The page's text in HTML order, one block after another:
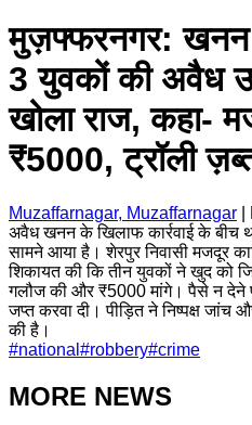
मुज़फ्फरनगर: खनन
3 युवकों की अवैध
खोला राज, कहा-
₹5000, ट्रॉली
Muzaffarnagar, Muzaffarnagar
अवैध खनन के खिलाफ कार्रवाई के बीच
सामने आया है। शेरपुर निवासी मजदूर
शिकायत की कि तीन युवकों ने खुद को
गलौज की और ₹5000 मांगे। पैसे न देने
जप्त करवा दी। पीड़ित ने निष्पक्ष जांच
की है।
#national #robbery#crime
MORE NEWS